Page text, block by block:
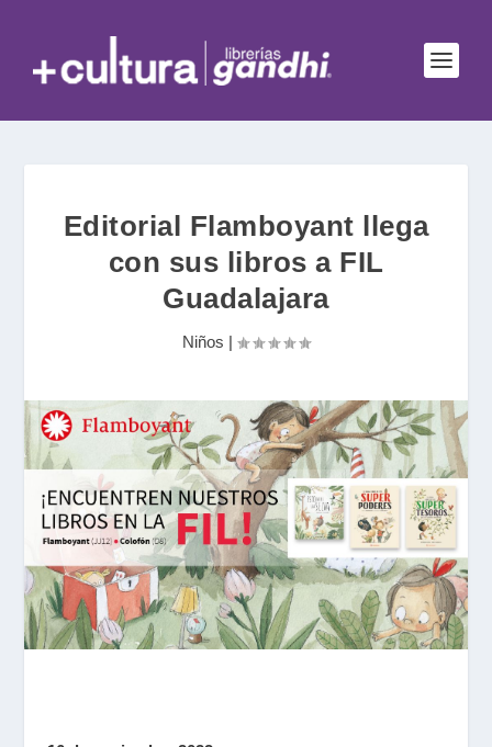
Editorial Flamboyant llega
con sus libros a FIL
Guadalajara
Niños |